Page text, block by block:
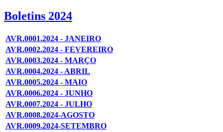
Boletins 2024
AVR.0001.2024 - JANEIRO
AVR.0002.2024 - FEVEREIRO
AVR.0003.2024 - MARÇO
AVR.0004.2024 - ABRIL
AVR.0005.2024 - MAIO
AVR.0006.2024 - JUNHO
AVR.0007.2024 - JULHO
AVR.0008.2024-AGOSTO
AVR.0009.2024-SETEMBRO